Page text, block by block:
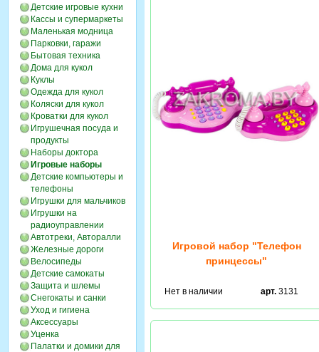
Детские игровые кухни
Кассы и супермаркеты
Маленькая модница
Парковки, гаражи
Бытовая техника
Дома для кукол
Куклы
Одежда для кукол
Коляски для кукол
Кроватки для кукол
Игрушечная посуда и
продукты
Наборы доктора
Игровые наборы
Детские компьютеры и
телефоны
Игрушки для мальчиков
Игрушки на
радиоуправлении
Автотреки, Авторалли
Железные дороги
Велосипеды
Детские самокаты
Защита и шлемы
Снегокаты и санки
Уход и гигиена
Аксессуары
Уценка
Палатки и домики для
Игровой набор "Телефон
принцессы"
Нет в наличии арт.3131